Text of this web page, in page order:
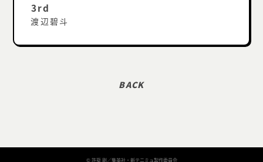
3rd
渡辺碧斗
© 許斐 剛／集英社・新テニミュ製作委員会